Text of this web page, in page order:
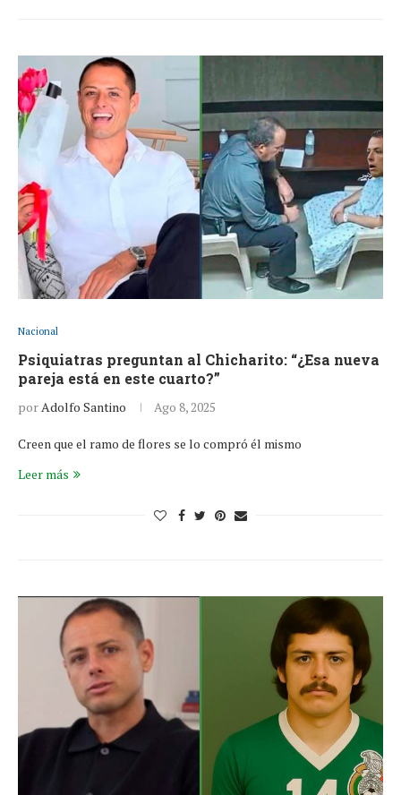
Nacional
Psiquiatras preguntan al Chicharito: “¿Esa nueva
pareja está en este cuarto?”
porAdolfo Santino Ago 8, 2025
Creen que el ramo de flores se lo compró él mismo
Leer más